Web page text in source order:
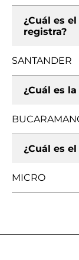
¿Cuál es
registra?
SANTANDER
¿Cuál es
¿Cuál es
MICRO